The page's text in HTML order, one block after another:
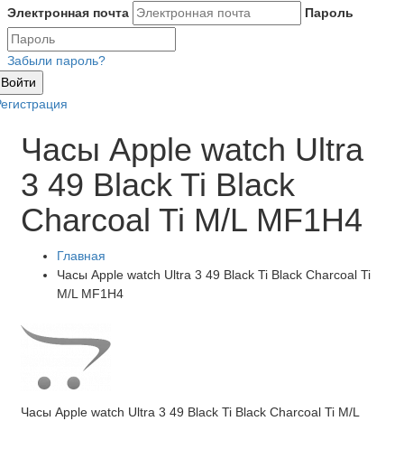
Электронная почта
Пароль
Забыли пароль?
Войти
Часы Apple watch Ultra
3 49 Black Ti Black
Charcoal Ti M/L MF1H4
Главная
Часы Apple watch Ultra 3 49 Black Ti Black Charcoal Ti
M/L MF1H4
Часы Apple watch Ultra 3 49 Black Ti Black Charcoal Ti M/L